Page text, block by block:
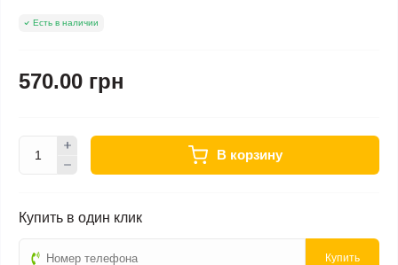
Есть в наличии
570.00 грн
В корзину
Купить в один клик
Купить